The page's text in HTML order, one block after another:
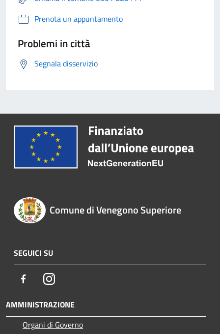
Prenota un appuntamento
Problemi in città
Segnala disservizio
Comune di Venegono Superiore
SEGUICI SU
FacebookInstagram
AMMINISTRAZIONE
Organi di Governo